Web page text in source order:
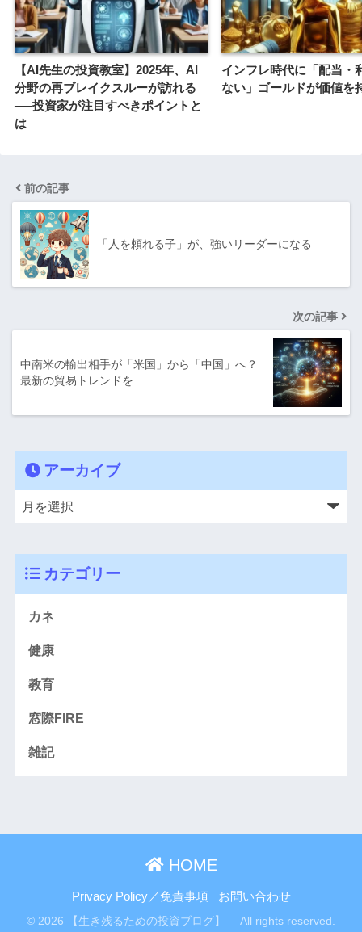
【AI先生の投資教室】2025年、AI
分野の再ブレイクスルーが訪れる
──投資家が注目すべきポイントと
は
インフレ時代に「配当・
ない」ゴールドが価値を
前の記事
「人を頼れる子」が、強いリーダーになる
次の記事
中南米の輸出相手が「米国」から「中国」へ？
最新の貿易トレンドを…
アーカイブ
カテゴリー
カネ
健康
教育
窓際FIRE
雑記
HOME
Privacy Policy／免責事項 お問い合わせ
© 2026 【生き残るための投資ブログ】 All rights reserved.